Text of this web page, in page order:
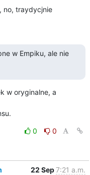
no, traydycjnie
w Empiku, ale nie
w oryginalne, a
0
0
22 Sep7:21 a.m.